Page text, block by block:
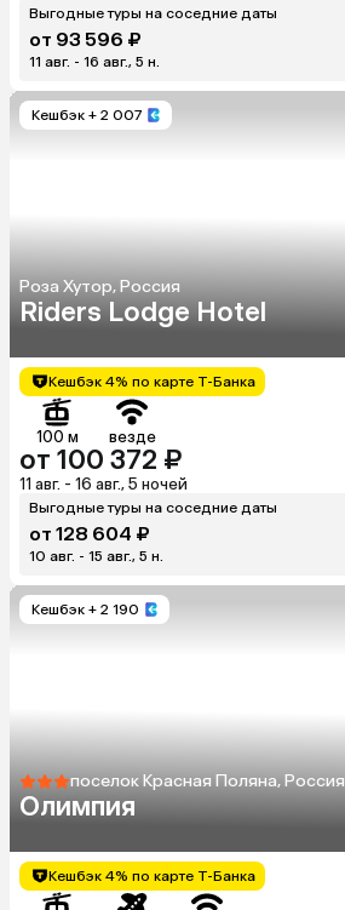
Выгодные туры на соседние даты
от 93 596 ₽
11 авг. - 16 авг., 5 н.
Кешбэк + 2 007
Роза Хутор, Россия
Riders Lodge Hotel
Кешбэк 4% по карте Т-Банка
100 м везде
от 100 372 ₽
11 авг. - 16 авг., 5 ночей
Выгодные туры на соседние даты
от 128 604 ₽
10 авг. - 15 авг., 5 н.
Кешбэк + 2 190
поселок Красная Поляна, Россия
Олимпия
Кешбэк 4% по карте Т-Банка